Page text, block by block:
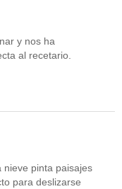
y nos ha
al recetario.
nieve pinta paisajes
para deslizarse